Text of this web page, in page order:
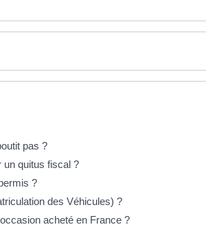
pas ?
un quitus fiscal ?
?
des Véhicules) ?
acheté en France ?